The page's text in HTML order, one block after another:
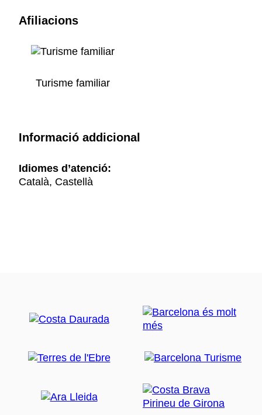
Afiliacions
Turisme familiar
Informació addicional
Idiomes d’atenció:
Català, Castellà